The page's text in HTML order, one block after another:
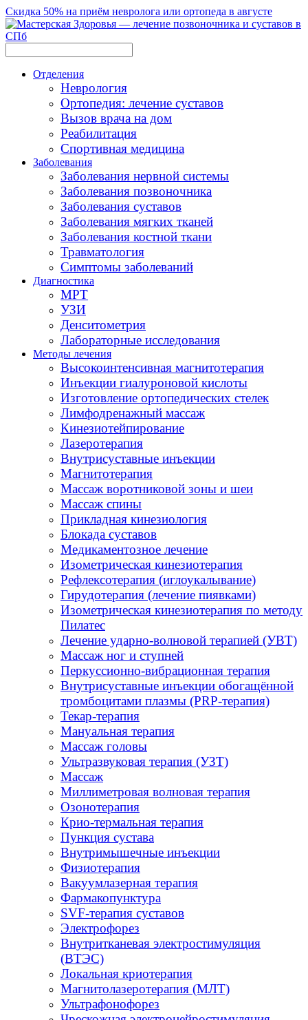
Скидка 50% на приём невролога или ортопеда в августе
Отделения
Неврология
Ортопедия: лечение суставов
Вызов врача на дом
Реабилитация
Спортивная медицина
Заболевания
Заболевания нервной системы
Заболевания позвоночника
Заболевания суставов
Заболевания мягких тканей
Заболевания костной ткани
Травматология
Симптомы заболеваний
Диагностика
МРТ
УЗИ
Денситометрия
Лабораторные исследования
Методы лечения
Высокоинтенсивная магнитотерапия
Инъекции гиалуроновой кислоты
Изготовление ортопедических стелек
Лимфодренажный массаж
Кинезиотейпирование
Лазеротерапия
Внутрисуставные инъекции
Магнитотерапия
Массаж воротниковой зоны и шеи
Массаж спины
Прикладная кинезиология
Блокада суставов
Медикаментозное лечение
Изометрическая кинезиотерапия
Рефлексотерапия (иглоукалывание)
Гирудотерапия (лечение пиявками)
Изометрическая кинезиотерапия по методу
Пилатес
Лечение ударно-волновой терапией (УВТ)
Массаж ног и ступней
Перкуссионно-вибрационная терапия
Внутрисуставные инъекции обогащённой
тромбоцитами плазмы (PRP-терапия)
Текар-терапия
Мануальная терапия
Массаж головы
Ультразвуковая терапия (УЗТ)
Массаж
Миллиметровая волновая терапия
Озонотерапия
Крио-термальная терапия
Пункция сустава
Внутримышечные инъекции
Физиотерапия
Вакуумлазерная терапия
Фармакопунктура
SVF-терапия суставов
Электрофорез
Внутритканевая электростимуляция
(ВТЭС)
Локальная криотерапия
Магнитолазеротерапия (МЛТ)
Ультрафонофорез